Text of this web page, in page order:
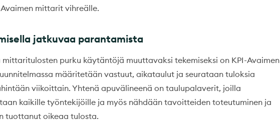
mittarit vihreälle.
jatkuvaa parantamista
purku käytäntöjä muuttavaksi tekemiseksi on KPI-Avaimen
määritetään vastuut, aikataulut ja seurataan tuloksia
viikoittain. Yhtenä apuvälineenä on taulupalaverit, joilla
kaikille työntekijöille ja myös nähdään tavoitteiden toteutuminen ja
tuottanut oikeaa tulosta.